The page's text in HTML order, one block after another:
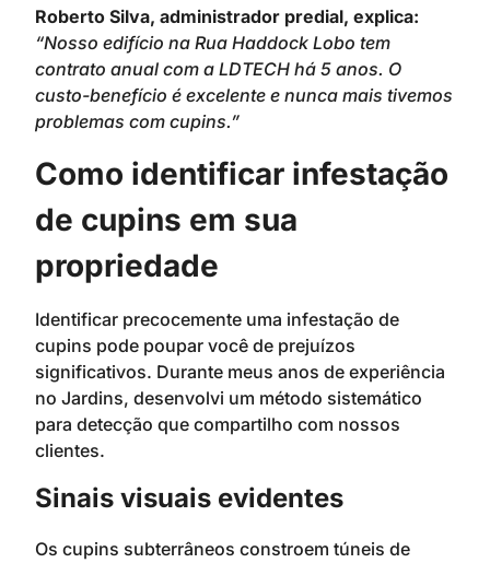
Roberto Silva, administrador predial, explica:
“Nosso edifício na Rua Haddock Lobo tem
contrato anual com a LDTECH há 5 anos. O
custo-benefício é excelente e nunca mais tivemos
problemas com cupins.”
Como identificar infestação
de cupins em sua
propriedade
Identificar precocemente uma infestação de
cupins pode poupar você de prejuízos
significativos. Durante meus anos de experiência
no Jardins, desenvolvi um método sistemático
para detecção que compartilho com nossos
clientes.
Sinais visuais evidentes
Os cupins subterrâneos constroem túneis de